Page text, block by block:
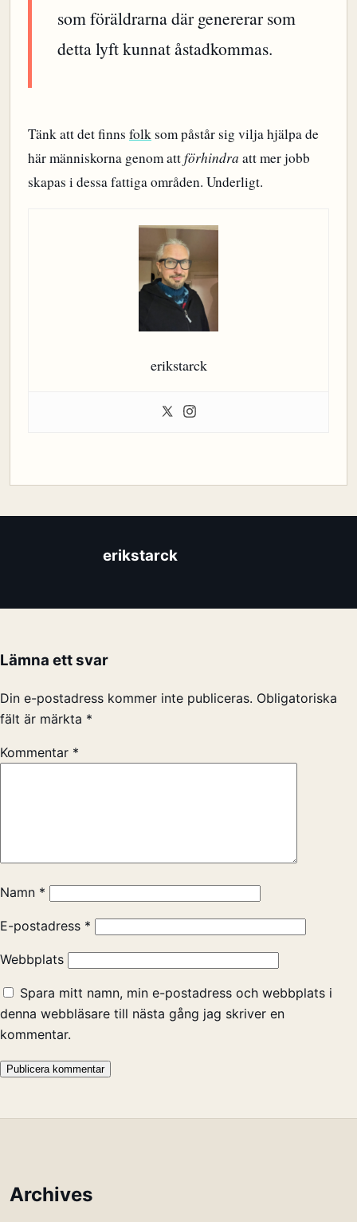
som föräldrarna där genererar som
detta lyft kunnat åstadkommas.
Tänk att det finns folksom påstår sig vilja hjälpa de
här människorna genom attförhindra att mer jobb
skapas i dessa fattiga områden. Underligt.
erikstarck
erikstarck
Lämna ett svar
Din e-postadress kommer inte publiceras. Obligatoriska
fält är märkta *
Kommentar *
Namn *
E-postadress *
Webbplats
Spara mitt namn, min e-postadress och webbplats i
denna webbläsare till nästa gång jag skriver en
kommentar.
Archives